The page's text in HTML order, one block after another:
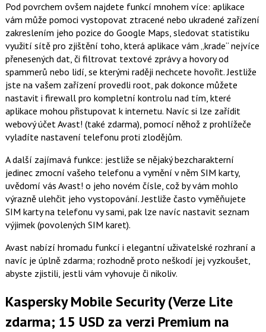
Pod povrchem ovšem najdete funkcí mnohem více: aplikace
vám může pomoci vystopovat ztracené nebo ukradené zařízení
zakreslením jeho pozice do Google Maps, sledovat statistiku
využití sítě pro zjištění toho, která aplikace vám „krade“ nejvíce
přenesených dat, či filtrovat textové zprávy a hovory od
spammerů nebo lidí, se kterými raději nechcete hovořit. Jestliže
jste na vašem zařízení provedli root, pak dokonce můžete
nastavit i firewall pro kompletní kontrolu nad tím, které
aplikace mohou přistupovat k internetu. Navíc si lze zařídit
webový účet Avast! (také zdarma), pomocí něhož z prohlížeče
vyladíte nastavení telefonu proti zlodějům.
A další zajímavá funkce: jestliže se nějaký bezcharakterní
jedinec zmocní vašeho telefonu a vymění v něm SIM karty,
uvědomí vás Avast! o jeho novém čísle, což by vám mohlo
výrazně ulehčit jeho vystopování. Jestliže často vyměňujete
SIM karty na telefonu vy sami, pak lze navíc nastavit seznam
výjimek (povolených SIM karet).
Avast nabízí hromadu funkcí i elegantní uživatelské rozhraní a
navíc je úplně zdarma; rozhodně proto neškodí jej vyzkoušet,
abyste zjistili, jestli vám vyhovuje či nikoliv.
Kaspersky Mobile Security (Verze Lite
zdarma; 15 USD za verzi Premium na